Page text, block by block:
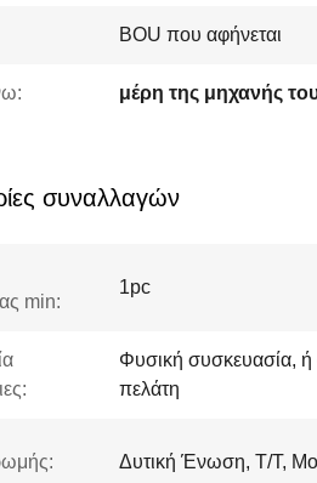
BOU που αφήνεται
μέρη της μηχανής
συναλλαγών
min:
1pc
Φυσική συσκευασία,
πελάτη
Δυτική Ένωση, T/T,